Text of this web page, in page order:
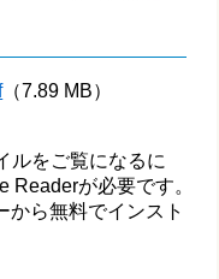
（7.89 MB）
ルをご覧になるに
Readerが必要です。
から無料でインスト